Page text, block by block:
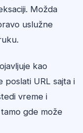
Možda
uslužne
kao
URL sajta i
vreme i
gde može